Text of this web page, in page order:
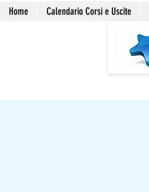
Home Calendario Corsi e Uscite